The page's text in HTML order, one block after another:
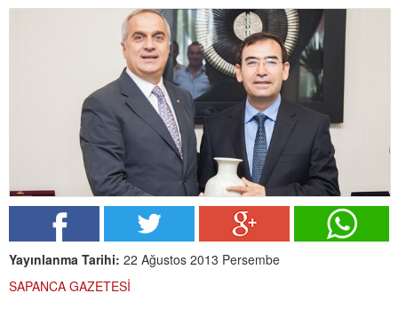
Yayınlanma Tarihi: 22 Ağustos 2013 Persembe
SAPANCA GAZETESİ